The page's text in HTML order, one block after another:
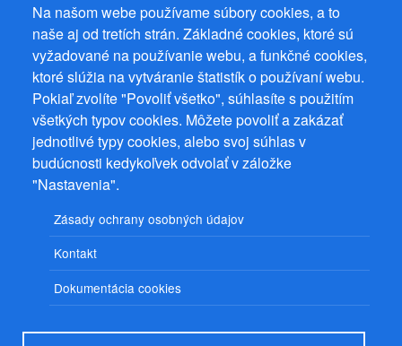
Na našom webe používame súbory cookies, a to
naše aj od tretích strán. Základné cookies, ktoré sú
vyžadované na používanie webu, a funkčné cookies,
ktoré slúžia na vytváranie štatistík o používaní webu.
Pokiaľ zvolíte "Povoliť všetko", súhlasíte s použitím
všetkých typov cookies. Môžete povoliť a zakázať
jednotlivé typy cookies, alebo svoj súhlas v
budúcnosti kedykoľvek odvolať v záložke
"Nastavenia".
Zásady ochrany osobných údajov
Kontakt
Dokumentácia cookies
Prevádzkovateľ: Mgr. Bc. Žaneta Radimecká, MBA, Ostrov 256, 561
22 Ostrov, IČ 08993033, DIČ CZ9161263958
© 2026 PuzzleWebss.r.o.